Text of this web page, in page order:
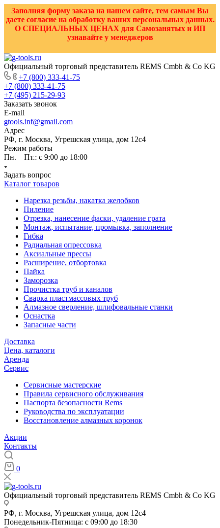
Заполняя форму заказа на нашем сайте, тем самым Вы
даете согласие на обработку ваших персональных данных.
О СПЕЦИАЛЬНЫХ ЦЕНАХ для Самозанятых и ИП
узнавайте у менеджеров
Официальный торговый представитель REMS Cmbh & Co KG
+7 (800) 333-41-75
+7 (800) 333-41-75
+7 (495) 215-29-93
Заказать звонок
E-mail
gtools.inf@gmail.com
Адрес
РФ, г. Москва, Угрешская улица, дом 12с4
Режим работы
Пн. – Пт.: с 9:00 до 18:00
Задать вопрос
Каталог товаров
Нарезка резьбы, накатка желобков
Пиление
Отрезка, нанесение фаски, удаление грата
Монтаж, испытание, промывка, заполнение
Гибка
Радиальная опрессовка
Аксиальные прессы
Расширение, отбортовка
Пайка
Заморозка
Прочистка труб и каналов
Сварка пластмассовых труб
Алмазное сверление, шлифовальные станки
Оснастка
Запасные части
Доставка
Цена, каталоги
Аренда
Сервис
Сервисные мастерские
Правила сервисного обслуживания
Паспорта безопасности Rems
Руководства по эксплуатации
Восстановление алмазных коронок
Акции
Контакты
0
Официальный торговый представитель REMS Cmbh & Co KG
РФ, г. Москва, Угрешская улица, дом 12с4
Понедельник-Пятница: с 09:00 до 18:30